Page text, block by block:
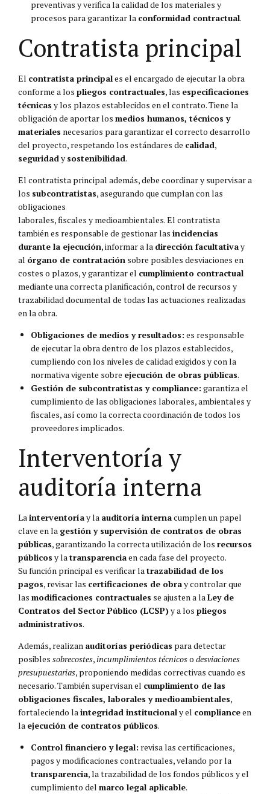
preventivas y verifica la calidad de los materiales y
procesos para garantizar la conformidad contractual.
Contratista principal
El contratista principales el encargado de ejecutar la obra
conforme a los pliegos contractuales, las especificaciones
técnicas y los plazos establecidos en el contrato. Tiene la
obligación de aportar los medios humanos, técnicos y
materiales necesarios para garantizar el correcto desarrollo
del proyecto, respetando los estándares de calidad,
seguridady sostenibilidad.
El contratista principal además, debe coordinar y supervisar a
los subcontratistas, asegurando que cumplan con las
obligaciones
laborales, fiscales y medioambientales. El contratista
también es responsable de gestionar las incidencias
durante la ejecución, informar a la dirección facultativay
al órgano de contratación sobre posibles desviaciones en
costes o plazos, y garantizar el cumplimiento contractual
mediante una correcta planificación, control de recursos y
trazabilidad documental de todas las actuaciones realizadas
en la obra.
Obligaciones de medios y resultados: es responsable
de ejecutar la obra dentro de los plazos establecidos,
cumpliendo con los niveles de calidad exigidos y con la
normativa vigente sobre ejecución de obras públicas.
Gestión de subcontratistas y compliance: garantiza el
cumplimiento de las obligaciones laborales, ambientales y
fiscales, así como la correcta coordinación de todos los
proveedores implicados.
Interventoría y
auditoría interna
Lainterventoríay la auditoría internacumplen un papel
clave en la gestión y supervisión de contratos de obras
públicas, garantizando la correcta utilización de los recursos
públicos y latransparenciaen cada fase del proyecto.
Su función principal es verificar latrazabilidad de los
pagos, revisar las certificaciones de obray controlar que
las modificaciones contractuales se ajusten a laLey de
Contratos del Sector Público (LCSP)y a los pliegos
administrativos.
Además, realizan auditorías periódicas para detectar
posibles sobrecostes,incumplimientos técnicoso desviaciones
presupuestarias, proponiendo medidas correctivas cuando es
necesario. También supervisan el cumplimiento de las
obligaciones fiscales, laborales y medioambientales,
fortaleciendo laintegridad institucionaly el complianceen
la ejecución de contratos públicos.
Control financiero y legal: revisa las certificaciones,
pagos y modificaciones contractuales, velando por la
transparencia, la trazabilidad de los fondos públicos y el
cumplimiento del marco legal aplicable.